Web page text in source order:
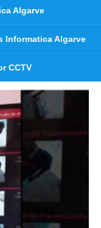
com Análise
Demonstração
Algarve
Informatica Algarve
CCTV